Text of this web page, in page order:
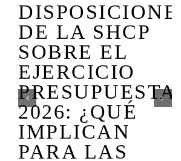
DISPOSICIONES
DE LA SHCP
SOBRE EL
EJERCICIO
PRESUPUESTAL
2026: ¿QUÉ
IMPLICAN
PARA LAS